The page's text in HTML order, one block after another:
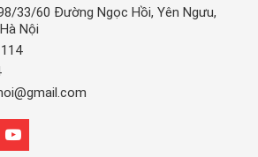
33/60 Đường Ngọc Hồi, Yên Ngưu,
Nội